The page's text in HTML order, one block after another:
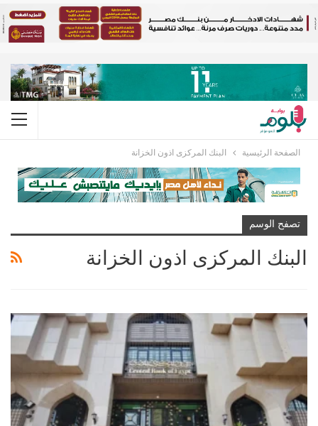
الصفحة الرئيسية البنك المركزى اذون الخزانة
تصفح الوسم
البنك المركزى اذون الخزانة